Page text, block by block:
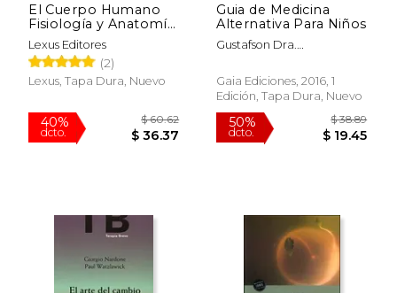
El Cuerpo Humano
Fisiología y Anatomía
(tapa dura)
Lexus Editores
(2)
Lexus, Tapa Dura, Nuevo
Guia de Medicina
Alternativa Para Niños
Gustafson Dra.
Gaia Ediciones, 2016, 1
Edición, Tapa Dura, Nuevo